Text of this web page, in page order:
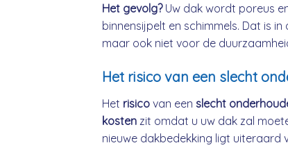
Het gevolg?Uw dak wordt poreus
binnensijpelt en schimmels. Dat is
maar ook niet voor de
Het risico van een slecht
Het risico van een slecht
kosten zit omdat u uw dak zal
nieuwe dakbedekking ligt uiteraard